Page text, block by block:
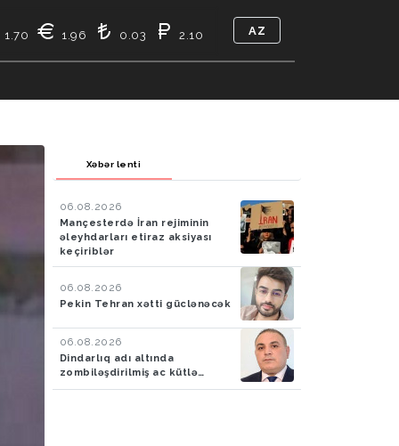
1.70 1.96 0.03 2.10 AZ
Xəbər lenti
06.08.2026
Mançesterdə İran rejiminin
əleyhdarları etiraz aksiyası
keçiriblər
06.08.2026
Pekin Tehran xətti güclənəcək
06.08.2026
Dindarlıq adı altında
zombiləşdirilmiş ac kütlə…